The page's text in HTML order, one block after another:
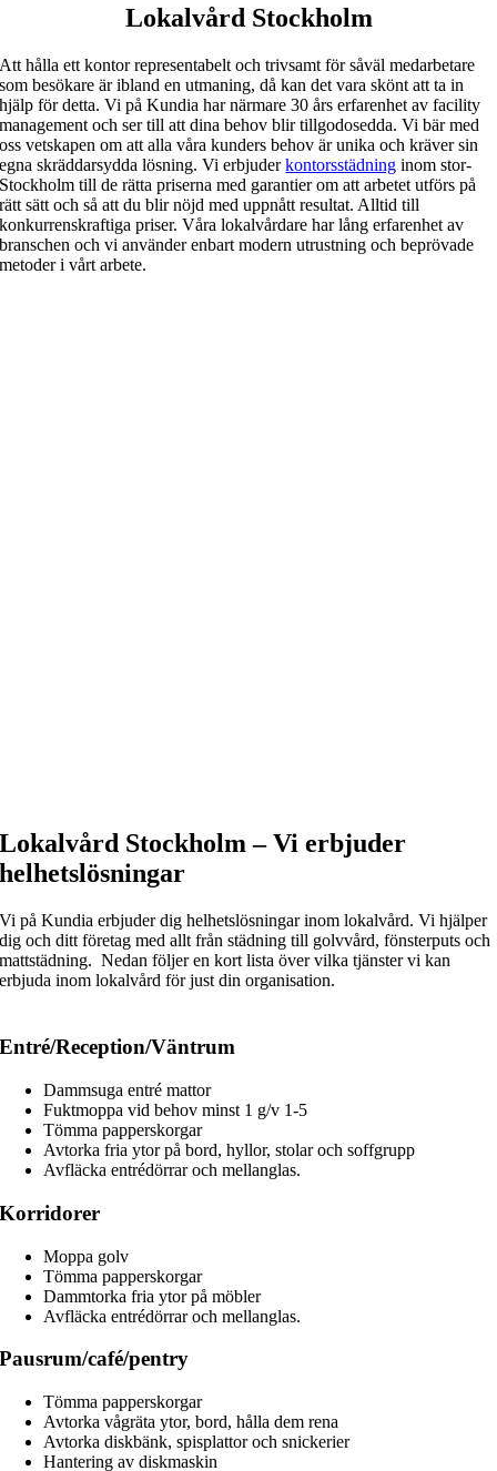
Lokalvård Stockholm
Att hålla ett kontor representabelt och trivsamt för såväl medarbetare
som besökare är ibland en utmaning, då kan det vara skönt att ta in
hjälp för detta. Vi på Kundia har närmare 30 års erfarenhet av facility
management och ser till att dina behov blir tillgodosedda. Vi bär med
oss vetskapen om att alla våra kunders behov är unika och kräver sin
egna skräddarsydda lösning. Vi erbjuderkontorsstädning inom stor-
Stockholm till de rätta priserna med garantier om att arbetet utförs på
rätt sätt och så att du blir nöjd med uppnått resultat. Alltid till
konkurrenskraftiga priser. Våra lokalvårdare har lång erfarenhet av
branschen och vi använder enbart modern utrustning och beprövade
metoder i vårt arbete.
Lokalvård Stockholm – Vi erbjuder
helhetslösningar
Vi på Kundia erbjuder dig helhetslösningar inom lokalvård. Vi hjälper
dig och ditt företag med allt från städning till golvvård, fönsterputs och
mattstädning. Nedan följer en kort lista över vilka tjänster vi kan
erbjuda inom lokalvård för just din organisation.
Entré/Reception/Väntrum
Dammsuga entré mattor
Fuktmoppa vid behov minst 1 g/v 1-5
Tömma papperskorgar
Avtorka fria ytor på bord, hyllor, stolar och soffgrupp
Avfläcka entrédörrar och mellanglas.
Korridorer
Moppa golv
Tömma papperskorgar
Dammtorka fria ytor på möbler
Avfläcka entrédörrar och mellanglas.
Pausrum/café/pentry
Tömma papperskorgar
Avtorka vågräta ytor, bord, hålla dem rena
Avtorka diskbänk, spisplattor och snickerier
Hantering av diskmaskin